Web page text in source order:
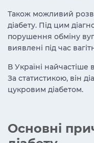
Також можливий
діабету. Під цим
порушення обміну
виявлені під час
В Україні найчастіше
За статистикою, він
цукровим діабетом.
Основні